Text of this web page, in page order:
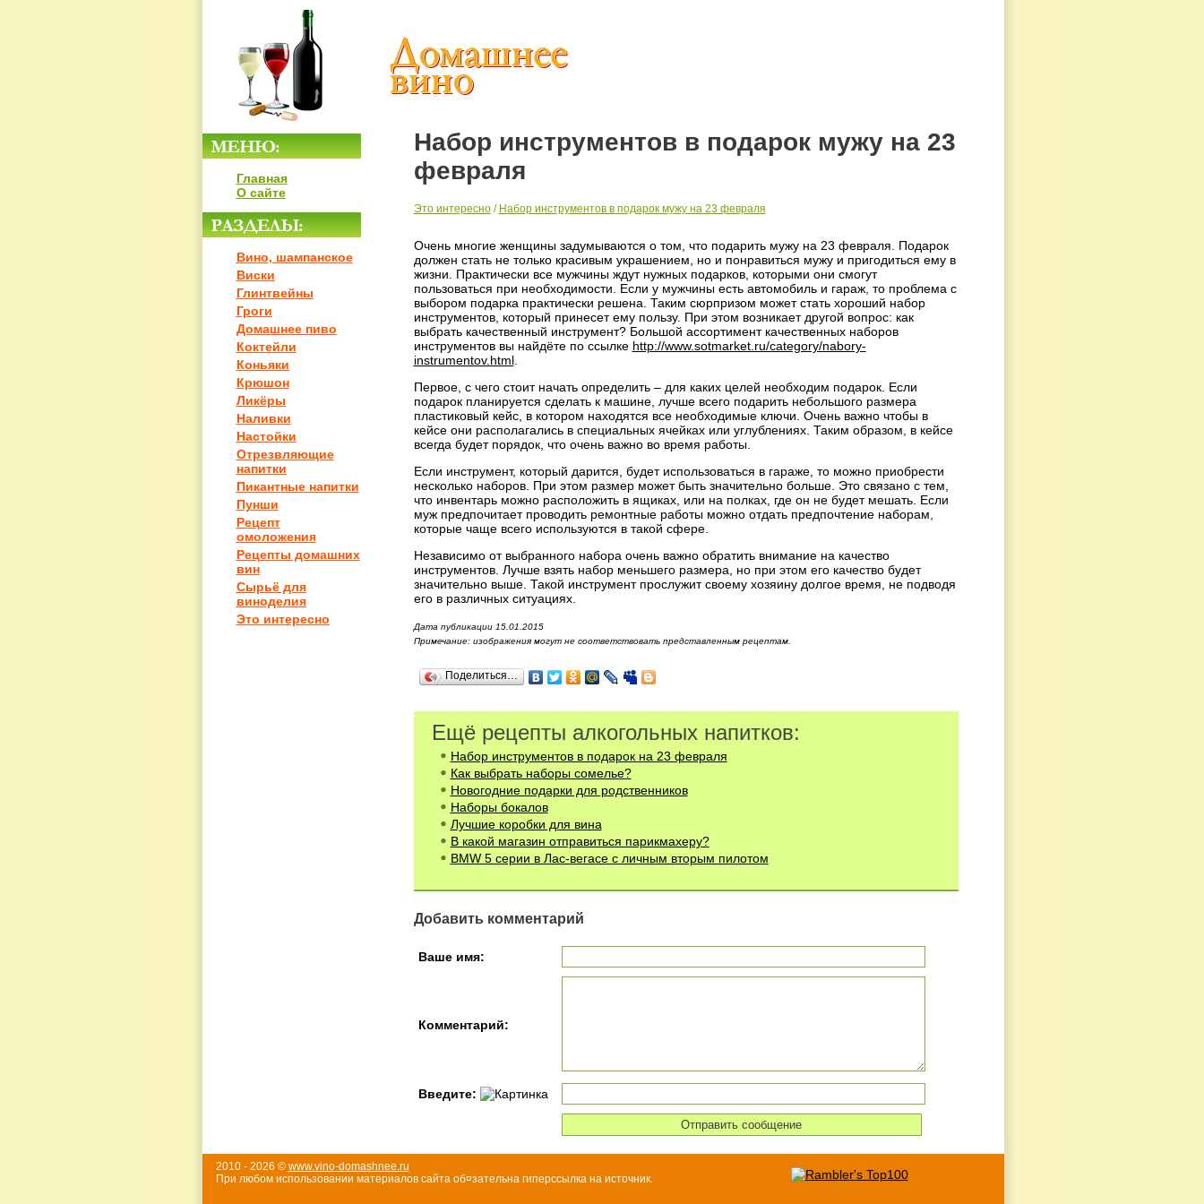
Главная
О сайте
Вино, шампанское
Виски
Глинтвейны
Гроги
Домашнее пиво
Коктейли
Коньяки
Крюшон
Ликёры
Наливки
Настойки
Отрезвляющие
напитки
Пикантные напитки
Пунши
Рецепт
омоложения
Рецепты домашних
вин
Сырьё для
виноделия
Это интересно
Набор инструментов в подарок мужу на 23
февраля
Это интересно/ Набор инструментов в подарок мужу на 23 февраля
Очень многие женщины задумываются о том, что подарить мужу на 23 февраля. Подарок
должен стать не только красивым украшением, но и понравиться мужу и пригодиться ему в
жизни. Практически все мужчины ждут нужных подарков, которыми они смогут
пользоваться при необходимости. Если у мужчины есть автомобиль и гараж, то проблема с
выбором подарка практически решена. Таким сюрпризом может стать хороший набор
инструментов, который принесет ему пользу. При этом возникает другой вопрос: как
выбрать качественный инструмент? Большой ассортимент качественных наборов
инструментов вы найдёте по ссылке http://www.sotmarket.ru/category/nabory-
instrumentov.html.
Первое, с чего стоит начать определить – для каких целей необходим подарок. Если
подарок планируется сделать к машине, лучше всего подарить небольшого размера
пластиковый кейс, в котором находятся все необходимые ключи. Очень важно чтобы в
кейсе они располагались в специальных ячейках или углублениях. Таким образом, в кейсе
всегда будет порядок, что очень важно во время работы.
Если инструмент, который дарится, будет использоваться в гараже, то можно приобрести
несколько наборов. При этом размер может быть значительно больше. Это связано с тем,
что инвентарь можно расположить в ящиках, или на полках, где он не будет мешать. Если
муж предпочитает проводить ремонтные работы можно отдать предпочтение наборам,
которые чаще всего используются в такой сфере.
Независимо от выбранного набора очень важно обратить внимание на качество
инструментов. Лучше взять набор меньшего размера, но при этом его качество будет
значительно выше. Такой инструмент прослужит своему хозяину долгое время, не подводя
его в различных ситуациях.
Дата публикации 15.01.2015
Примечание: изображения могут не соответствовать представленным рецептам.
Поделиться…
Ещё рецепты алкогольных напитков:
Набор инструментов в подарок на 23 февраля
Как выбрать наборы сомелье?
Новогодние подарки для родственников
Наборы бокалов
Лучшие коробки для вина
В какой магазин отправиться парикмахеру?
BMW 5 серии в Лас-вегасе с личным вторым пилотом
Добавить комментарий
Ваше имя:
Комментарий:
Введите:
2010 - 2026 © www.vino-domashnee.ru
При любом использовании материалов сайта об¤зательна гиперссылка на источник.